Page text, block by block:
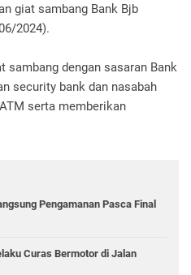
giat sambang Bank Bjb
2024).
sambang dengan sasaran Bank
security bank dan nasabah
serta memberikan
Pengamanan Pasca Final
Curas Bermotor di Jalan